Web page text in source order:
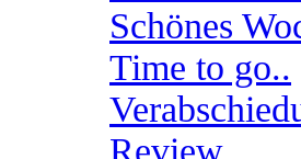
Schönes
Time to go..
Review